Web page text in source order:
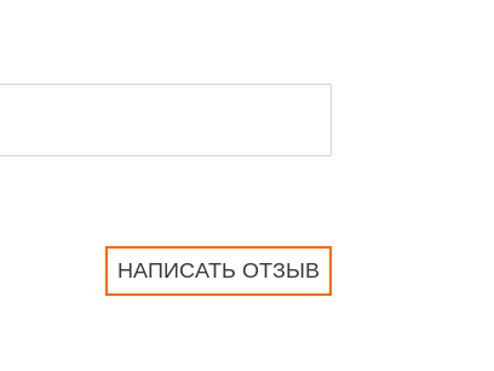
НАПИСАТЬ ОТЗЫВ